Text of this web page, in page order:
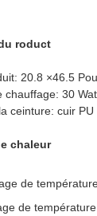
roduct
20.8 ×46.5
chauffage: 30
ceinture: cuir
chaleur
de
de